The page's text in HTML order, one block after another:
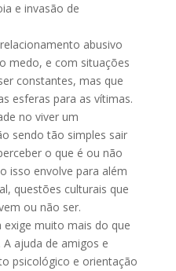
e invasão de
abusivo
medo, e com situações
constantes, mas que
esferas para as vítimas.
no viver um
sendo tão simples sair
o que é ou não
isso envolve para além
questões culturais que
ou não ser.
exige muito mais do que
ajuda de amigos e
psicológico e orientação